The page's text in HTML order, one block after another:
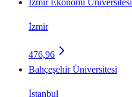
İzmir
476,96
Bahçeşehir Üniversitesi
İstanbul